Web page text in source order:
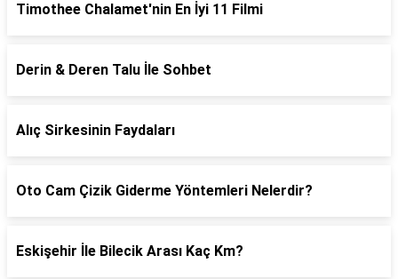
Timothee Chalamet'nin En İyi 11 Filmi
Derin & Deren Talu İle Sohbet
Alıç Sirkesinin Faydaları
Oto Cam Çizik Giderme Yöntemleri Nelerdir?
Eskişehir İle Bilecik Arası Kaç Km?